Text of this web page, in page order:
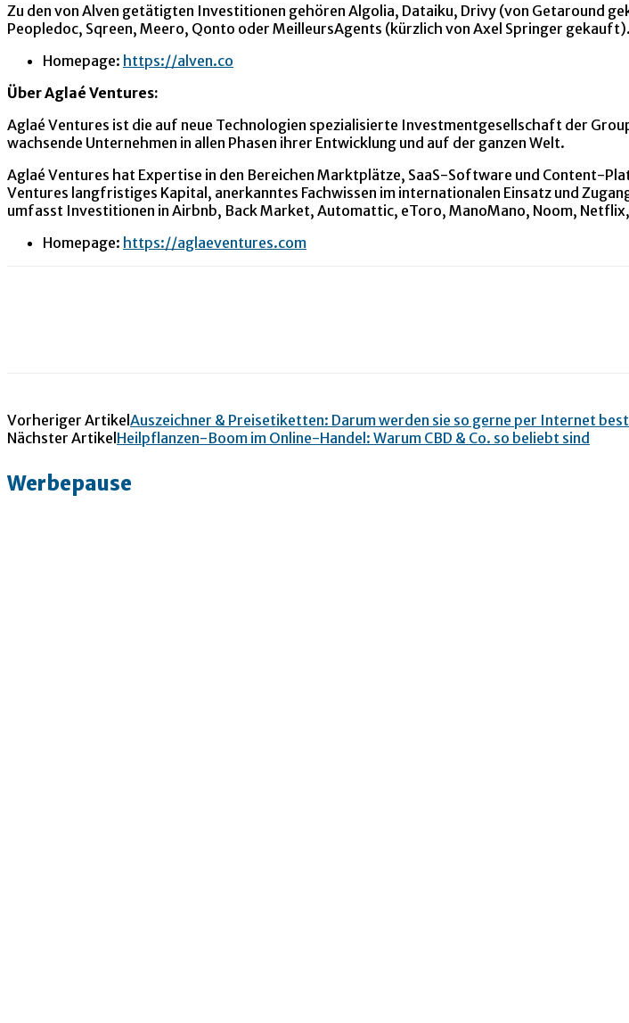
Zu den von Alven getätigten Investitionen gehören Algolia, Dataiku, Drivy (von Getaround
Peopledoc, Sqreen, Meero, Qonto oder MeilleursAgents (kürzlich von Axel Springer gekauft).
Homepage: https://alven.co
Über Aglaé Ventures:
Aglaé Ventures ist die auf neue Technologien spezialisierte Investmentgesellschaft der
wachsende Unternehmen in allen Phasen ihrer Entwicklung und auf der ganzen Welt.
Aglaé Ventures hat Expertise in den Bereichen Marktplätze, SaaS-Software und Content-
Ventures langfristiges Kapital, anerkanntes Fachwissen im internationalen Einsatz und
umfasst Investitionen in Airbnb, Back Market, Automattic, eToro, ManoMano, Noom,
Homepage: https://aglaeventures.com
Vorheriger ArtikelAuszeichner & Preisetiketten: Darum werden sie so gerne per Internet
Nächster ArtikelHeilpflanzen-Boom im Online-Handel: Warum CBD & Co. so beliebt sind
Werbepause